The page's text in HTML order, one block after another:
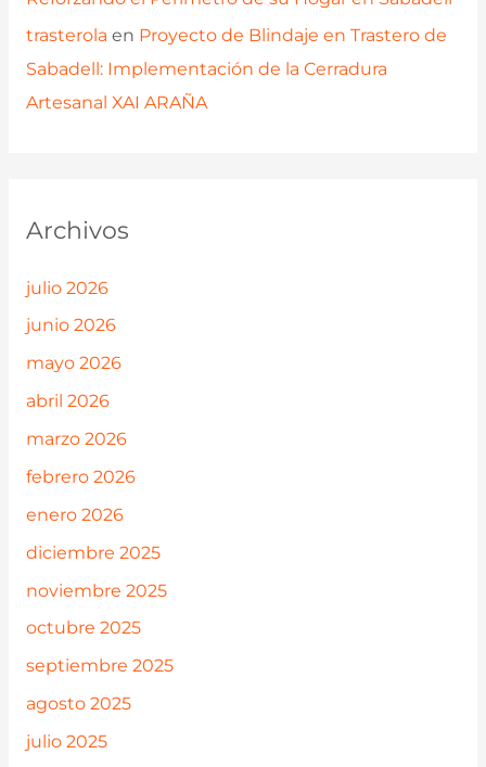
trasterola en Proyecto de Blindaje en Trastero de
Sabadell: Implementación de la Cerradura
Artesanal XAI ARAÑA
Archivos
julio 2026
junio 2026
mayo 2026
abril 2026
marzo 2026
febrero 2026
enero 2026
diciembre 2025
noviembre 2025
octubre 2025
septiembre 2025
agosto 2025
julio 2025